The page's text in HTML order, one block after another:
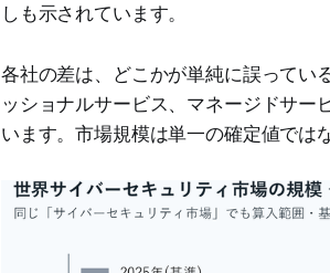
しも示されています。
各社の差は、どこかが単純に誤ってい
ッショナルサービス、マネージドサー
います。市場規模は単一の確定値では